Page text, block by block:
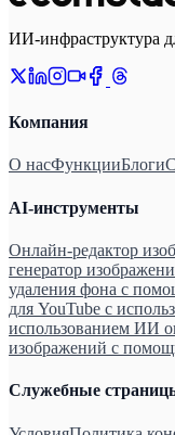
ИИ-инфраструктура
Компания
О насФункцииБлоги
AI-инструменты
Онлайн-редактор
генератор
удаления фона с
для YouTube с
использованием ИИ
изображений с
Служебные